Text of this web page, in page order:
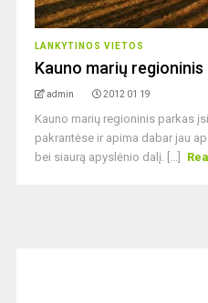
LANKYTINOS VIETOS
Kauno marių regioninis
admin 2012 01 19
Kauno marių regioninis parkas
pakrantėse ir apima dabar jau
bei siaurą apyslėnio dalį. [...]